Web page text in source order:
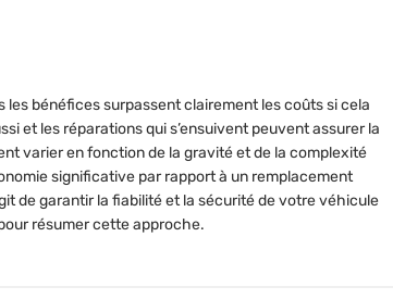
bénéfices surpassent clairement les coûts si cela
et les réparations qui s’ensuivent peuvent assurer la
varier en fonction de la gravité et de la complexité
significative par rapport à un remplacement
de garantir la fiabilité et la sécurité de votre véhicule
résumer cette approche.